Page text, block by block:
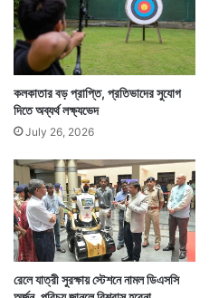
কলকাতার বড় প্রাপ্তি, প্রতিভাদের সুযোগ
দিতে অব্যর্থ লক্ষ্যভেদ
July 26, 2026
রেলে যাত্রী সুরক্ষায় স্টেশনে নামল ডিএসসি